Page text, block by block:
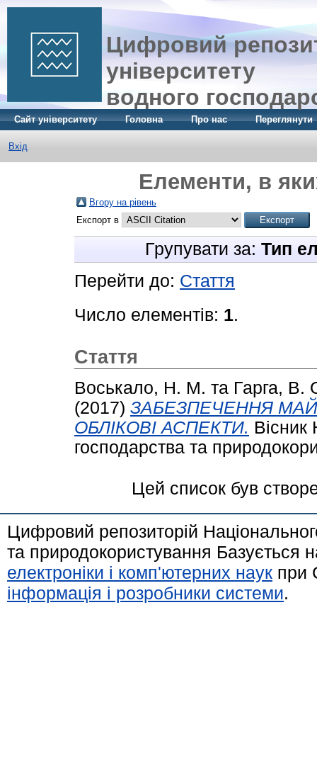
Цифровий
університету
водного
Сайт університету Головна Про нас Переглянути
Вхід
Елементи, в
Вгору на рівень
Експорт в
Групувати за: Тип
Перейти до: Стаття
Число елементів: 1.
Стаття
Воськало, Н. М. та Гарга, В.
(2017) ЗАБЕЗПЕЧЕННЯ
ОБЛІКОВІ АСПЕКТИ. Вісник
господарства та
Цей список був
Цифровий репозиторій
та природокористування Базується
електроніки і комп'ютерних наук при
інформація і розробники системи.